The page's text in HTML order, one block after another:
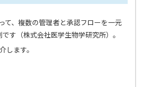
て、複数の管理者と承認フローを一元
す（株式会社医学生物学研究所）。
します。